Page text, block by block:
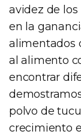
avidez de
en la
alimentados
al alimento
encontrar
polvo de
crecimiento